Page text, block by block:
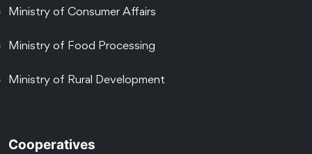
Ministry of Consumer Affairs
Ministry of Food Processing
Ministry of Rural Development
Cooperatives